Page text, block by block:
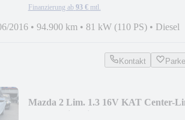
Finanzierung ab 93 € mtl.
2016 • 94.900 km • 81 kW (110 PS) • Diesel
Kontakt
Mazda 2 Lim. 1.3 16V KAT Center-